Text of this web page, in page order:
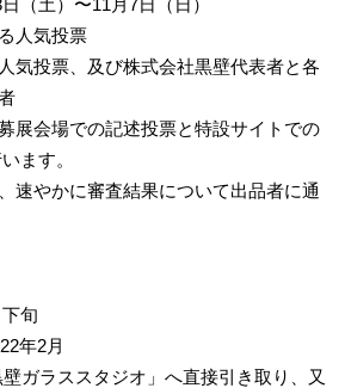
人気投票
気投票、及び株式会社黒壁代表者と各
展会場での記述投票と特設サイトでの
ます。
速やかに審査結果について出品者に通
旬
年2月
ガラススタジオ」へ直接引き取り、又